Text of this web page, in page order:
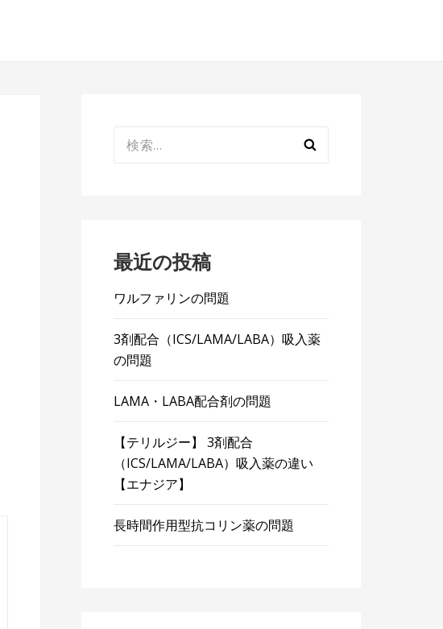
索:
最近の投稿
ワルファリンの問題
3剤配合（ICS/LAMA/LABA）吸入薬
の問題
LAMA・LABA配合剤の問題
【テリルジー】 3剤配合
（ICS/LAMA/LABA）吸入薬の違い
【エナジア】
長時間作用型抗コリン薬の問題